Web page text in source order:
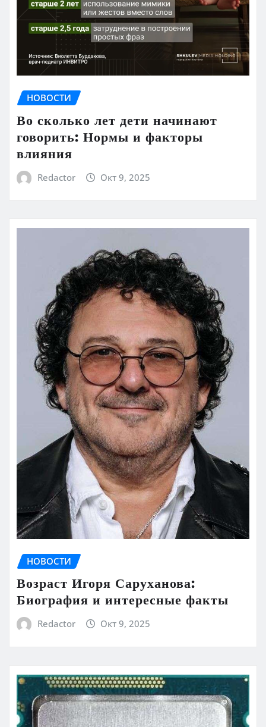
НОВОСТИ
Во сколько лет дети начинают
говорить: Нормы и факторы
влияния
Redactor Окт 9, 2025
НОВОСТИ
Возраст Игоря Саруханова:
Биография и интересные факты
Redactor Окт 9, 2025